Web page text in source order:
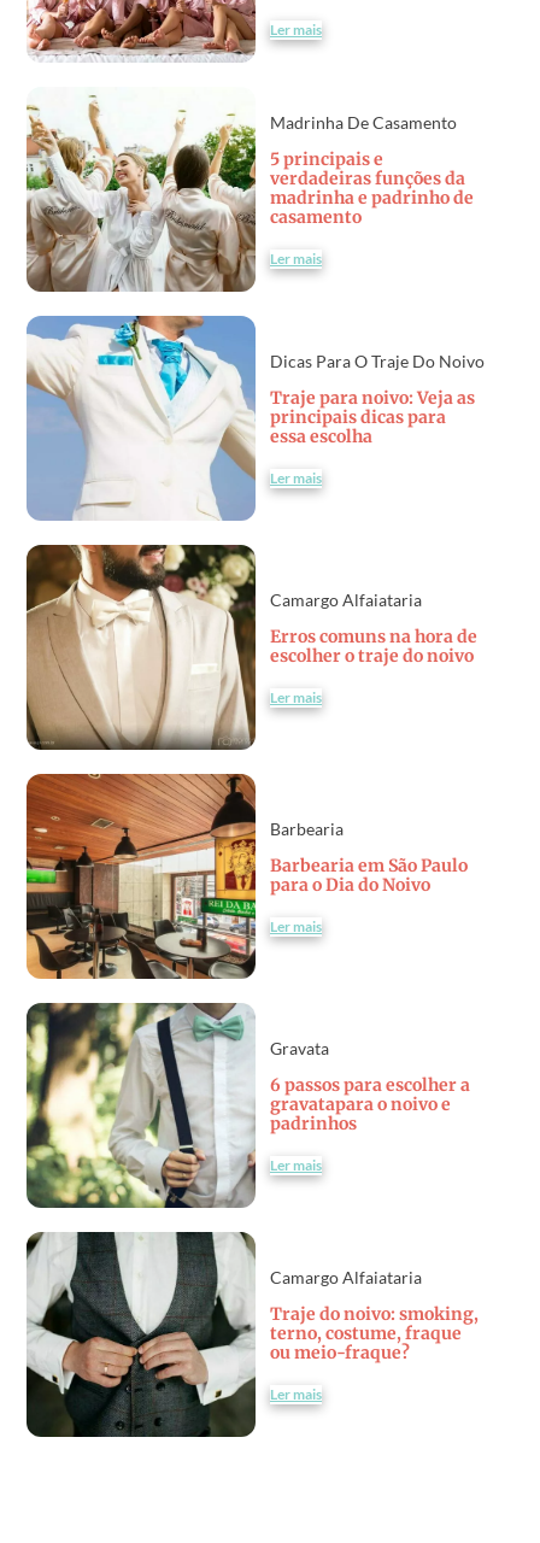
Ler mais
Madrinha De Casamento
5 principais e
verdadeiras funções da
madrinha e padrinho de
casamento
Ler mais
Dicas Para O Traje Do Noivo
Traje para noivo: Veja as
principais dicas para
essa escolha
Ler mais
Camargo Alfaiataria
Erros comuns na hora de
escolher o traje do noivo
Ler mais
Barbearia
Barbearia em São Paulo
para o Dia do Noivo
Ler mais
Gravata
6 passos para escolher a
gravatapara o noivo e
padrinhos
Ler mais
Camargo Alfaiataria
Traje do noivo: smoking,
terno, costume, fraque
ou meio-fraque?
Ler mais